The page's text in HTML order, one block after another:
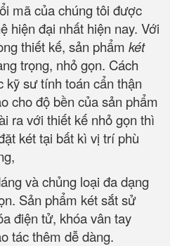
mã của chúng tôi được
hiện đại nhất hiện nay. Với
thiết kế, sản phẩm két
trọng, nhỏ gọn. Cách
kỹ sư tính toán cẩn thận
cho độ bền của sản phẩm
ra với thiết kế nhỏ gọn thì
két tại bất kì vị trí phù
và chủng loại đa dạng
Sản phẩm két sắt sử
điện tử, khóa vân tay
tác thêm dễ dàng.